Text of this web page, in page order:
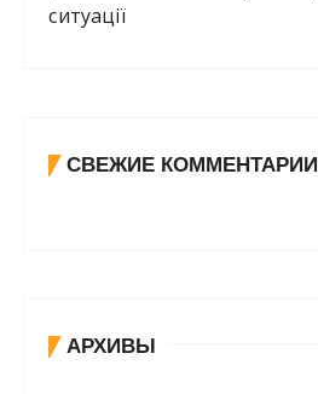
ситуації
СВЕЖИЕ КОММЕНТАРИИ
АРХИВЫ